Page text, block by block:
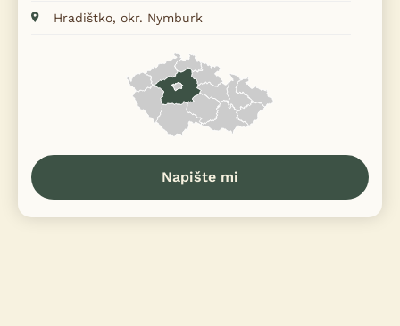
Hradištko, okr. Nymburk
Napište mi